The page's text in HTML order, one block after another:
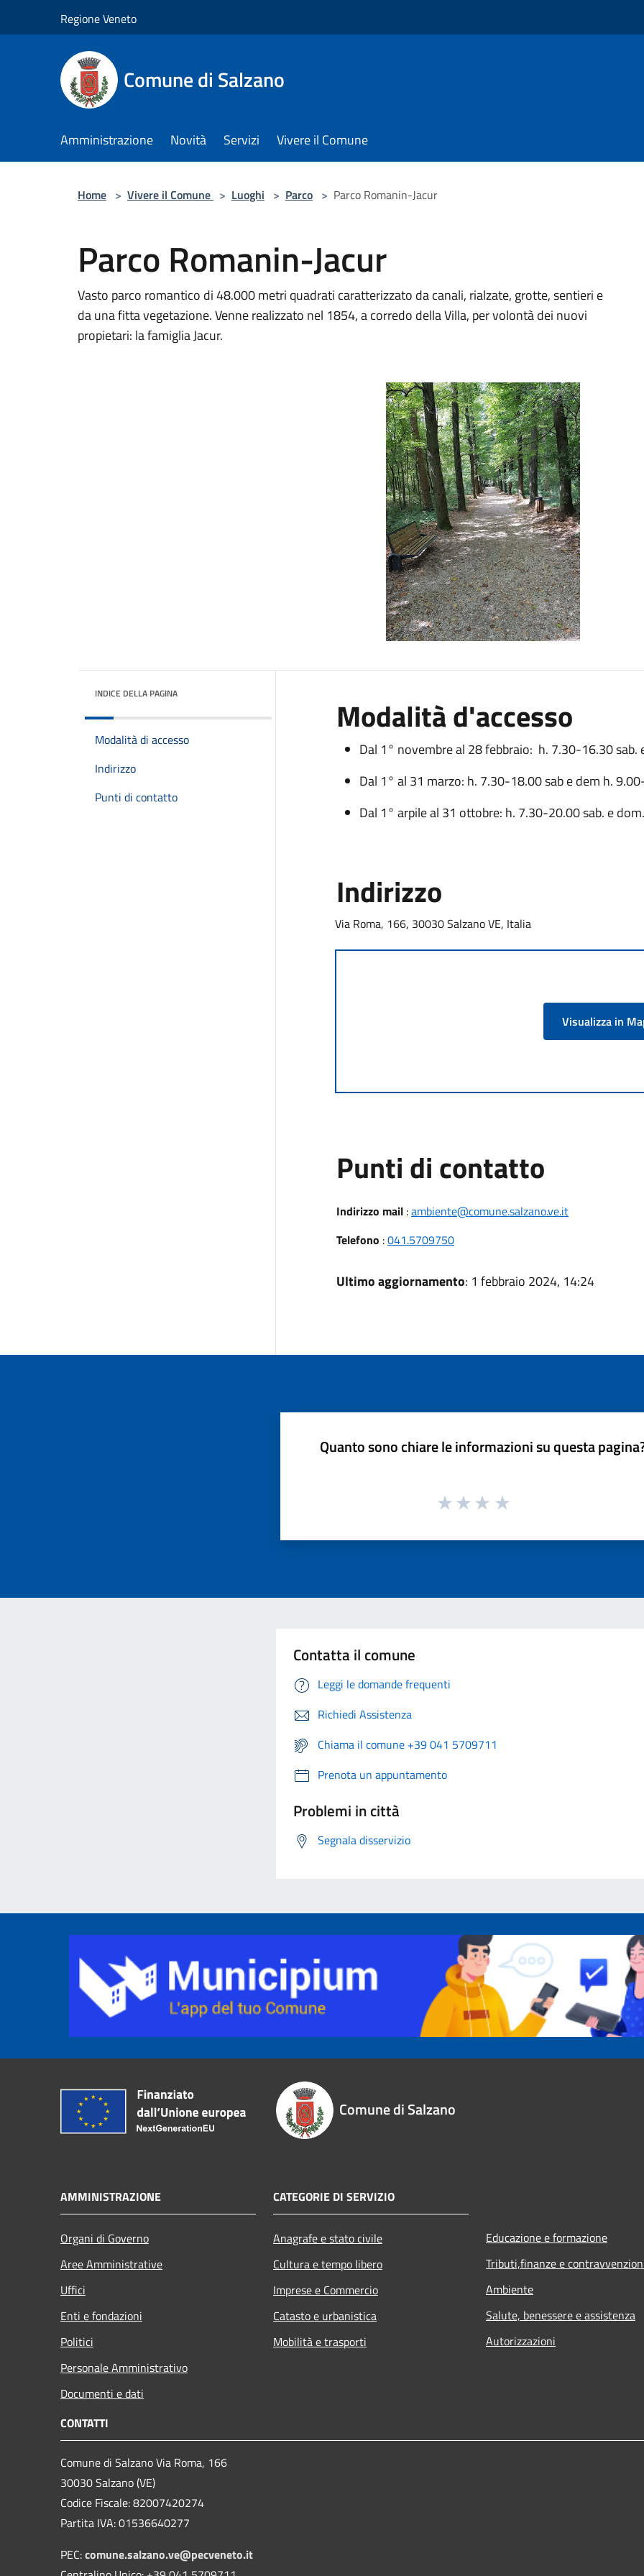
Regione Veneto
Comune di Salzano
Amministrazione Novità Servizi Vivere il Comune
Home > Vivere il Comune > Luoghi > Parco > Parco Romanin-Jacur
Parco Romanin-Jacur
Vasto parco romantico di 48.000 metri quadrati caratterizzato da canali, rialzate, grotte, sentieri e
da una fitta vegetazione. Venne realizzato nel 1854, a corredo della Villa, per volontà dei nuovi
propietari: la famiglia Jacur.
INDICE DELLA PAGINA
Modalità di accesso
Indirizzo
Punti di contatto
Modalità d'accesso
Dal 1° novembre al 28 febbraio: h. 7.30-16.30
Dal 1° al 31 marzo: h. 7.30-18.00 sab e dem h.
Dal 1° arpile al 31 ottobre: h. 7.30-20.00 sab. e
Indirizzo
Via Roma, 166, 30030 Salzano VE, Italia
Visualizza in
Punti di contatto
Indirizzo mail:ambiente@comune.salzano.ve.it
Telefono :041.5709750
Ultimo aggiornamento: 1 febbraio 2024, 14:24
Quanto sono chiare le informazioni su questa
Contatta il comune
Leggi le domande frequenti
Richiedi Assistenza
Chiama il comune +39 041 5709711
Prenota un appuntamento
Problemi in città
Segnala disservizio
Comune di Salzano
AMMINISTRAZIONE
Organi di Governo
Aree Amministrative
Uffici
Enti e fondazioni
Politici
Personale Amministrativo
Documenti e dati
CATEGORIE DI SERVIZIO
Anagrafe e stato civile
Cultura e tempo libero
Imprese e Commercio
Catasto e urbanistica
Mobilità e trasporti
Educazione e formazione
Tributi,finanze e
Ambiente
Salute, benessere e assistenza
Autorizzazioni
CONTATTI
Comune di Salzano Via Roma, 166
30030 Salzano (VE)
Codice Fiscale: 82007420274
Partita IVA: 01536640277
PEC:comune.salzano.ve@pecveneto.it